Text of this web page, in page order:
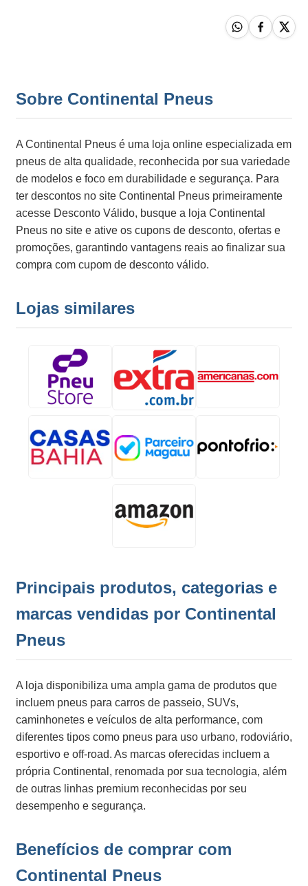
Sobre Continental Pneus
A Continental Pneus é uma loja online especializada em
pneus de alta qualidade, reconhecida por sua variedade
de modelos e foco em durabilidade e segurança. Para
ter descontos no site Continental Pneus primeiramente
acesse Desconto Válido, busque a loja Continental
Pneus no site e ative os cupons de desconto, ofertas e
promoções, garantindo vantagens reais ao finalizar sua
compra com cupom de desconto válido.
Lojas similares
Principais produtos, categorias e
marcas vendidas por Continental
Pneus
A loja disponibiliza uma ampla gama de produtos que
incluem pneus para carros de passeio, SUVs,
caminhonetes e veículos de alta performance, com
diferentes tipos como pneus para uso urbano, rodoviário,
esportivo e off-road. As marcas oferecidas incluem a
própria Continental, renomada por sua tecnologia, além
de outras linhas premium reconhecidas por seu
desempenho e segurança.
Benefícios de comprar com
Continental Pneus